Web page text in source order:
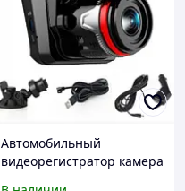
Автомобильный
видеорегистратор камера